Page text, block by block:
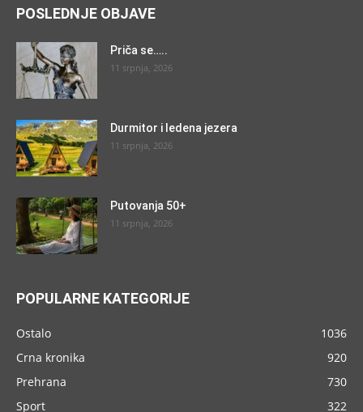
POSLEDNJE OBJAVE
Priča se…..
11 srpnja, 2026
Durmitor i ledena jezera
11 srpnja, 2026
Putovanja 50+
11 srpnja, 2026
POPULARNE KATEGORIJE
Ostalo
1036
Crna kronika
920
Prehrana
730
Sport
322